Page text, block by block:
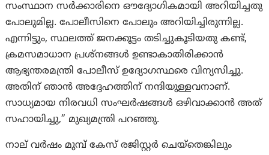
സംസ്ഥാന സര്‍ക്കാരിനെ ഔദ്യോഗികമായി അറിയിച്ചതു
പോലുമില്ല. പോലീസിനെ പോലും അറിയിച്ചിരുന്നില്ല.
എന്നിട്ടും, സ്ഥലത്ത് ജനക്കൂട്ടം തടിച്ചുകൂടിയതു കണ്ട്,
ക്രമസമാധാന പ്രശ്നങ്ങൾ ഉണ്ടാകാതിരിക്കാൻ
ആഭ്യന്തരമന്ത്രി പോലീസ് ഉദ്യോഗസ്ഥരെ വിന്യസിച്ചു.
അതിന് ഞാൻ അദ്ദേഹത്തിന് നന്ദിയുള്ളവനാണ്.
സാധ്യമായ നിരവധി സംഘർഷങ്ങൾ ഒഴിവാക്കാൻ അത്
സഹായിച്ചു,” മുഖ്യമന്ത്രി പറഞ്ഞു.
നാല് വർഷം മുമ്പ് കേസ് രജിസ്റ്റർ ചെയ്തെങ്കിലും